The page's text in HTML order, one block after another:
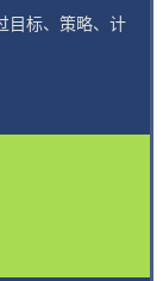
目标、策略、计